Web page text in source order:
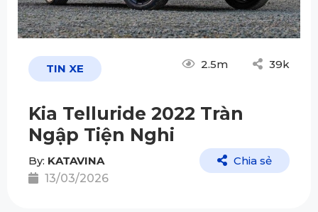
TIN XE 2.5m 39k
Kia Telluride 2022 Tràn
Ngập Tiện Nghi
By: KATAVINA
13/03/2026
Chia sẻ